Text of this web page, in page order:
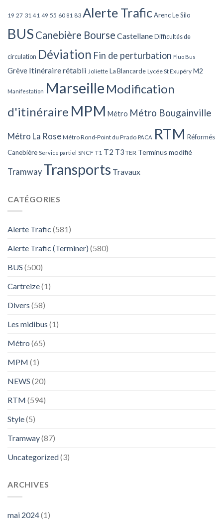
19 27 31 41 49 55 60 81 83 Alerte TraficArenc Le Silo
BUS Canebière Bourse Castellane Difficultés de
circulation Déviation Fin de perturbation Fluo Bus
Grève Itinéraire rétabli Joliette La Blancarde Lycée St Exupéry M2
Manifestation Marseille Modification
d'itinéraire MPM Métro Métro Bougainville
Métro La Rose Métro Rond-Point du Prado PACA RTM Réformés
Canebière Service partiel SNCF T1 T2 T3 TER Terminus modifié
Tramway Transports Travaux
CATÉGORIES
Alerte Trafic (581)
Alerte Trafic (Terminer) (580)
BUS (500)
Cartreize(1)
Divers (58)
Les midibus (1)
Métro (65)
MPM (1)
NEWS (20)
RTM (594)
Style(5)
Tramway(87)
Uncategorized(3)
ARCHIVES
mai 2024(1)